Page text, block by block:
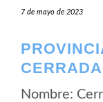
7 de mayo de 2023
CERRADA
Nombre: